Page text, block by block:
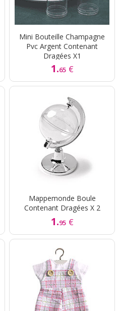
Mini Bouteille Champagne
Pvc Argent Contenant
Dragées X1
1.65 €
Mappemonde Boule
Contenant Dragées X 2
1.95 €